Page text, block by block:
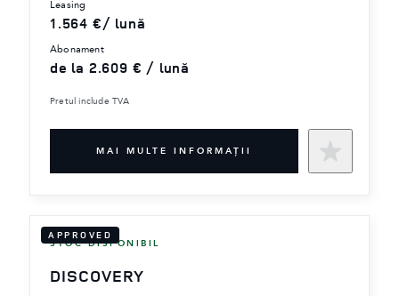
leasing
1.564 €/ lună
abonament
de la 2.609 € / lună
Pretul include TVA
MAI MULTE INFORMAŢII
APPROVED
STOC DISPONIBIL
DISCOVERY